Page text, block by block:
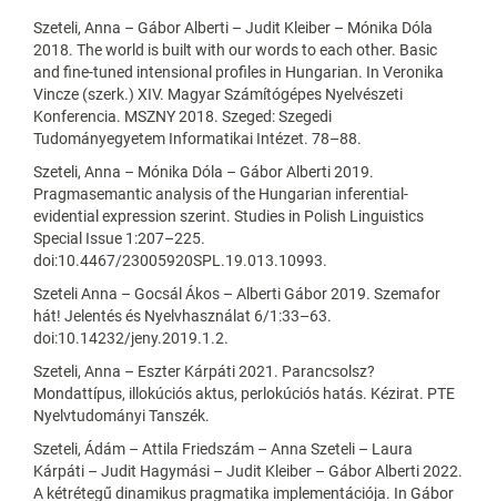
Szeteli, Anna – Gábor Alberti – Judit Kleiber – Mónika Dóla
2018. The world is built with our words to each other. Basic
and fine-tuned intensional profiles in Hungarian. In Veronika
Vincze (szerk.) XIV. Magyar Számítógépes Nyelvészeti
Konferencia. MSZNY 2018. Szeged: Szegedi
Tudományegyetem Informatikai Intézet. 78–88.
Szeteli, Anna – Mónika Dóla – Gábor Alberti 2019.
Pragmasemantic analysis of the Hungarian inferential-
evidential expression szerint. Studies in Polish Linguistics
Special Issue 1:207–225.
doi:10.4467/23005920SPL.19.013.10993.
Szeteli Anna – Gocsál Ákos – Alberti Gábor 2019. Szemafor
hát! Jelentés és Nyelvhasználat 6/1:33–63.
doi:10.14232/jeny.2019.1.2.
Szeteli, Anna – Eszter Kárpáti 2021. Parancsolsz?
Mondattípus, illokúciós aktus, perlokúciós hatás. Kézirat. PTE
Nyelvtudományi Tanszék.
Szeteli, Ádám – Attila Friedszám – Anna Szeteli – Laura
Kárpáti – Judit Hagymási – Judit Kleiber – Gábor Alberti 2022.
A kétrétegű dinamikus pragmatika implementációja. In Gábor